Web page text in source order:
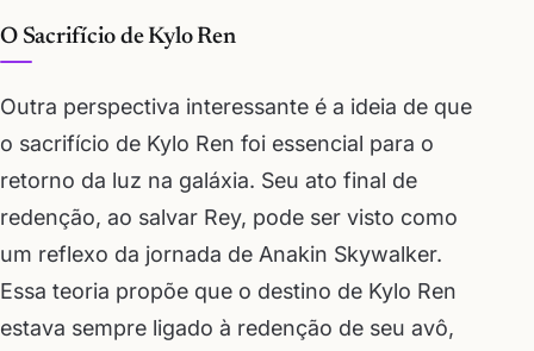
O Sacrifício de Kylo Ren
Outra perspectiva interessante é a ideia de que
o sacrifício de Kylo Ren foi essencial para o
retorno da luz na galáxia. Seu ato final de
redenção, ao salvar Rey, pode ser visto como
um reflexo da jornada de Anakin Skywalker.
Essa teoria propõe que o destino de Kylo Ren
estava sempre ligado à redenção de seu avô,